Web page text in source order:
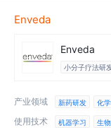
Enveda
Enveda
小分子疗法研
产业领域 新药研发 化
使用技术 机器学习 生